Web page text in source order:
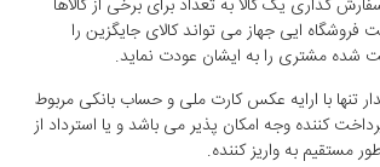
گذاری یک کالا به تعداد برای برخی از کالاها
ایی جهاز می تواند کالای جایگزین را
شده مشتری را به ایشان عودت نماید.
تنها با ارایه عکس کارت ملی و حساب بانکی مربوط
کننده وجه امکان پذیر می باشد و یا استرداد از
مستقیم به واریز کننده.